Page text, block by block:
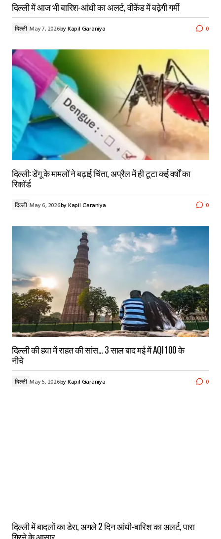
दिल्ली में आज भी बारिश-आंधी का अलर्ट, वीकेंड में बढ़ेगी गर्मी
दिल्ली May 7, 2026byKapil Garaniya 0
दिल्ली: डेंगू के मामलों ने बढ़ाई चिंता, अप्रैल में ही टूटा कई वर्षों का
रिकॉर्ड
दिल्ली May 6, 2026byKapil Garaniya 0
दिल्ली की हवा में राहत की सांस… 3 साल बाद मई में AQI 100 के
नीचे
दिल्ली May 5, 2026byKapil Garaniya 0
दिल्ली में बादलों का डेरा, अगले 2 दिन आंधी-बारिश का अलर्ट, पारा